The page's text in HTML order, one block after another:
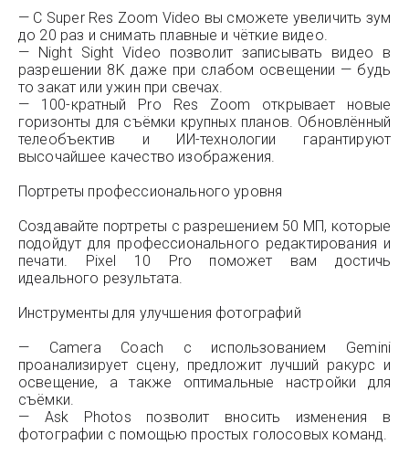
— С Super Res Zoom Video вы сможете увеличить зум
до 20 раз и снимать плавные и чёткие видео.
— Night Sight Video позволит записывать видео в
разрешении 8K даже при слабом освещении — будь
то закат или ужин при свечах.
— 100-кратный Pro Res Zoom открывает новые
горизонты для съёмки крупных планов. Обновлённый
телеобъектив и ИИ-технологии гарантируют
высочайшее качество изображения.
Портреты профессионального уровня
Создавайте портреты с разрешением 50 МП, которые
подойдут для профессионального редактирования и
печати. Pixel 10 Pro поможет вам достичь
идеального результата.
Инструменты для улучшения фотографий
— Camera Coach с использованием Gemini
проанализирует сцену, предложит лучший ракурс и
освещение, а также оптимальные настройки для
съёмки.
— Ask Photos позволит вносить изменения в
фотографии с помощью простых голосовых команд.